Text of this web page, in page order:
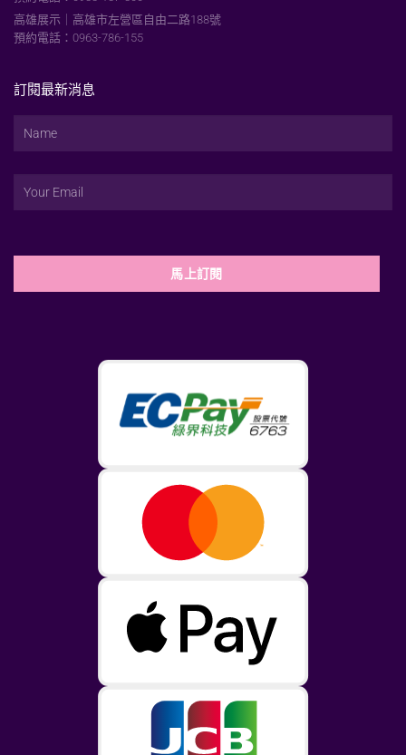
高雄展示｜高雄市左營區自由二路188號
預約電話：0963-786-155
訂閱最新消息
馬上訂閱